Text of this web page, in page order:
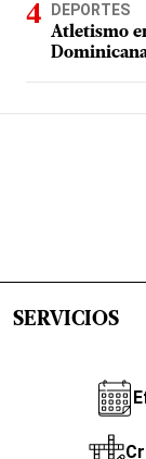
DEPORTES
Atletismo
SERVICIOS